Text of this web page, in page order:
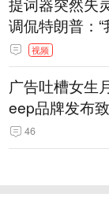
调侃特朗普：
人，把这当成
视频
广告吐槽女生
eep品牌发布
46